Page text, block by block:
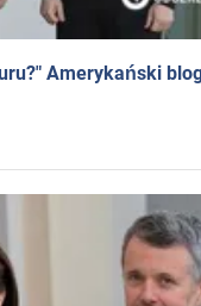
Amerykański